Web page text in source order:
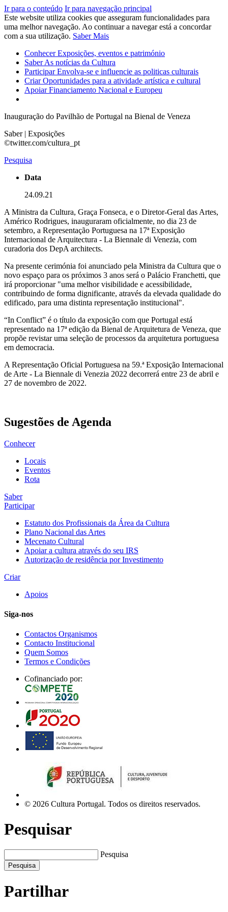
Ir para o conteúdo Ir para navegação principal
Este website utiliza cookies que asseguram funcionalidades para
uma melhor navegação. Ao continuar a navegar está a concordar
com a sua utilização. Saber Mais
ConhecerExposições, eventos e património
SaberAs notícias da Cultura
ParticiparEnvolva-se e influencie as politicas culturais
CriarOportunidades para a atividade artística e cultural
ApoiarFinanciamento Nacional e Europeu
Inauguração do Pavilhão de Portugal na Bienal de Veneza
Saber | Exposições
©twitter.com/cultura_pt
Pesquisa
Data
24.09.21
A Ministra da Cultura, Graça Fonseca, e o Diretor-Geral das Artes,
Américo Rodrigues, inauguraram oficialmente, no dia 23 de
setembro, a Representação Portuguesa na 17ª Exposição
Internacional de Arquitectura - La Biennale di Venezia, com
curadoria dos DepA architects.
Na presente cerimónia foi anunciado pela Ministra da Cultura que o
novo espaço para os próximos 3 anos será o Palácio Franchetti, que
irá proporcionar "uma melhor visibilidade e acessibilidade,
contribuindo de forma dignificante, através da elevada qualidade do
edificado, para uma distinta representação institucional".
“In Conflict” é o título da exposição com que Portugal está
representado na 17ª edição da Bienal de Arquitetura de Veneza, que
propõe revistar uma seleção de processos da arquitetura portuguesa
em democracia.
A Representação Oficial Portuguesa na 59.ª Exposição Internacional
de Arte - La Biennale di Venezia 2022 decorrerá entre 23 de abril e
27 de novembro de 2022.
Sugestões de Agenda
Conhecer
Locais
Eventos
Rota
Saber
Participar
Estatuto dos Profissionais da Área da Cultura
Plano Nacional das Artes
Mecenato Cultural
Apoiar a cultura através do seu IRS
Autorização de residência por Investimento
Criar
Apoios
Siga-nos
Contactos Organismos
Contacto Institucional
Quem Somos
Termos e Condições
Cofinanciado por:
© 2026 Cultura Portugal. Todos os direitos reservados.
Pesquisar
Pesquisa
Pesquisa
Partilhar